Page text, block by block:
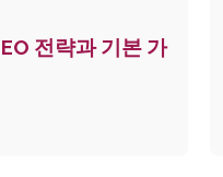
전략과 기본 가